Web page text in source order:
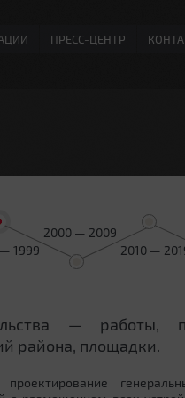
ПРЕСС-ЦЕНТР
1999
2000 — 2009
2010 —
— работы,
района, площадки.